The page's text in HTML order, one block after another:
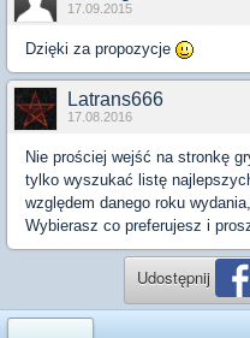
17.09.2015
Dzięki za propozycje
Latrans666
17.08.2016
Nie prościej wejść na stronkę
tylko wyszukać listę
względem danego roku
Wybierasz co preferujesz i
Udostępnij